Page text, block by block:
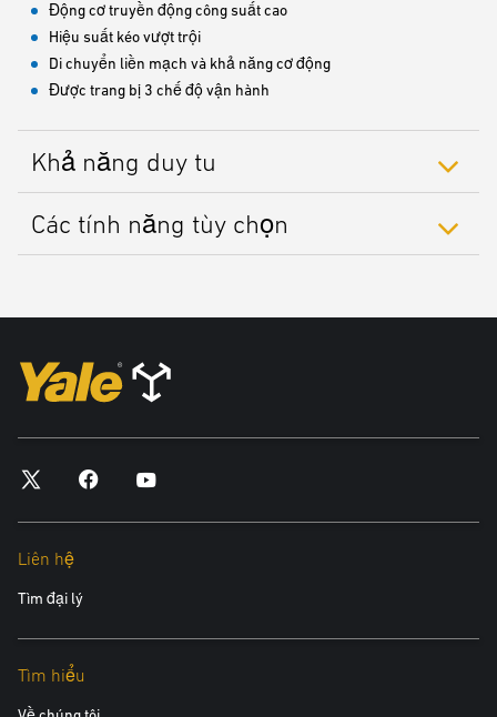
Động cơ truyền động công suất cao
Hiệu suất kéo vượt trội
Di chuyển liền mạch và khả năng cơ động
Được trang bị 3 chế độ vận hành
Khả năng duy tu
Các tính năng tùy chọn
Liên hệ
Tìm đại lý
Tìm hiểu